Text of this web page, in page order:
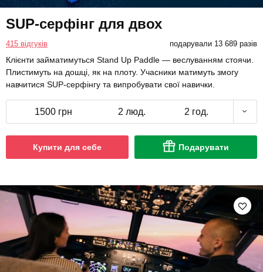
SUP-серфінг для двох
415 відгуків подарували 13 689 разів
Клієнти займатимуться Stand Up Paddle — веслуванням стоячи.
Плистимуть на дошці, як на плоту. Учасники матимуть змогу
навчитися SUP-серфінгу та випробувати свої навички.
1500 грн 2 люд. 2 год.
Купити для себе Подарувати